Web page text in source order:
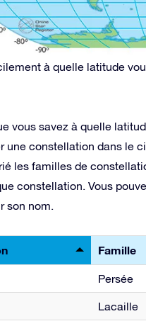
à quelle latitude
vous savez à quelle
une constellation dans le
les familles de
constellation. Vous
son nom.
Famille
Persée
Lacaille